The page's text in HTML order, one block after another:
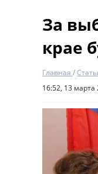
За
крае
Главная /
16:52, 13 марта